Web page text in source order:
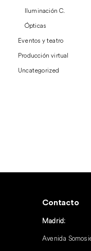
Iluminación C.
Ópticas
Eventos y teatro
Producción virtual
Uncategorized
Contacto
Madrid:
Avenida